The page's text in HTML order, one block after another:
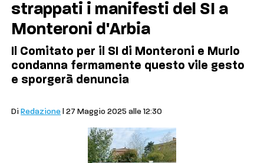
strappati i manifesti del SI a
Monteroni d'Arbia
Il Comitato per il SI di Monteroni e Murlo
condanna fermamente questo vile gesto
e sporgerà denuncia
Di Redazione | 27 Maggio 2025 alle 12:30